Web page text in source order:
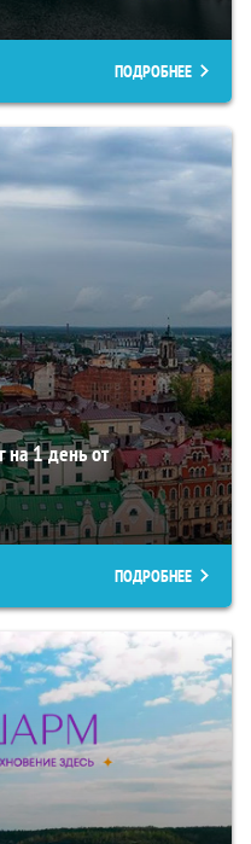
ПОДРОБНЕЕ
на 1 день от
ПОДРОБНЕЕ